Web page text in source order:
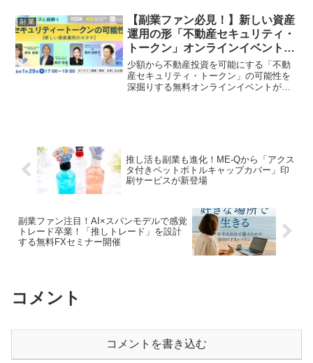
したこのビジネスモデルは、副業を考え
る方々にとって新たなヒントとなるかも
しれません。
副 業
【副業ファン必見！】新しい資産
運用の形「不動産セキュリティ・
トークン」オンラインイベントが
来週開催！
少額から不動産投資を可能にする「不動
産セキュリティ・トークン」の可能性を
深掘りする無料オンラインイベントが
推し活も副業も進化！ME-Qから「アクス
タ付きペットボトルキャップカバー」印
刷サービスが新登場
副業ファン注目！AI×スパンモデルで感覚
トレード卒業！「推しトレード」を設計
する無料FXセミナー開催
コメント
コメントを書き込む